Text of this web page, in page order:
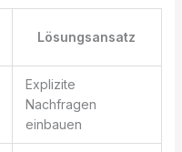
Lösungsansatz
Explizite
Nachfragen
einbauen